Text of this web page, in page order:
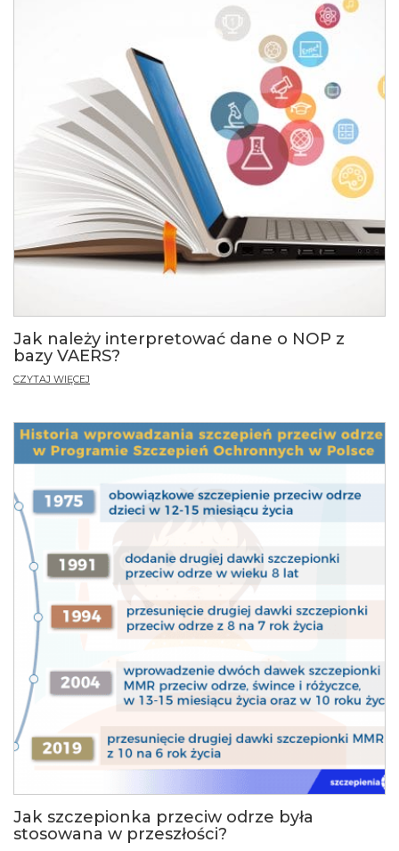
Jak należy interpretować dane o NOP z
bazy VAERS?
CZYTAJ WIĘCEJ
Jak szczepionka przeciw odrze była
stosowana w przeszłości?